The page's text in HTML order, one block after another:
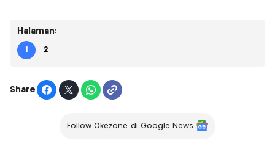
Halaman:
1 2
Share
Follow Okezone di Google News